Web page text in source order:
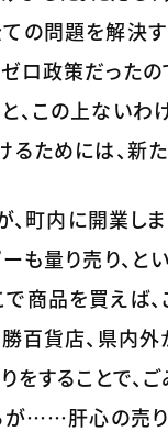
の問題を解決
ロ政策だったの
この上ないわ
ためには、新
町内に開業し
量り売り、と
商品を買えば
百貨店、県内
することで、
が……肝心の売